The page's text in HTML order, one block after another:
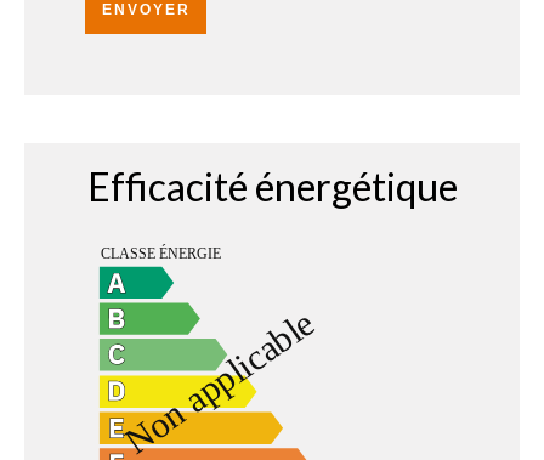
ENVOYER
Efficacité énergétique